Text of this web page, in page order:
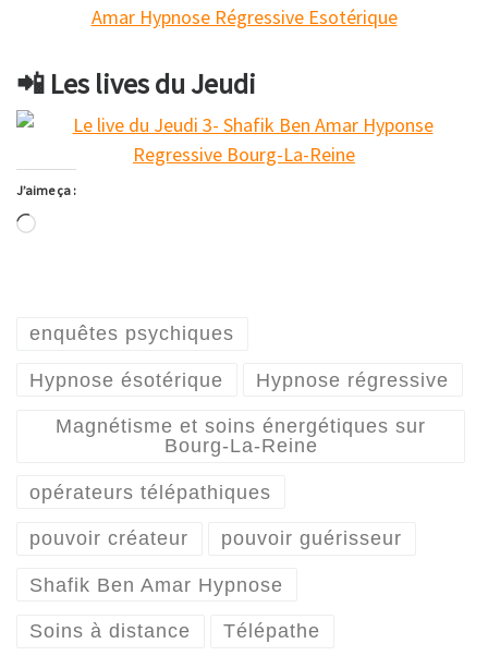
📲 Les lives du Jeudi
J’aime ça :
Chargement…
enquêtes psychiques
Hypnose ésotérique Hypnose régressive
Magnétisme et soins énergétiques sur
Bourg-La-Reine
opérateurs télépathiques
pouvoir créateur pouvoir guérisseur
Shafik Ben Amar Hypnose
Soins à distance Télépathe